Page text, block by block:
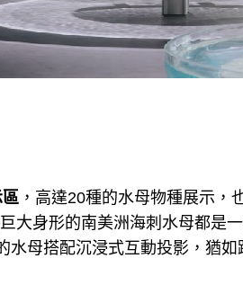
，高達20種的水母物種展示，
大身形的南美洲海刺水母都是
水母搭配沉浸式互動投影，猶